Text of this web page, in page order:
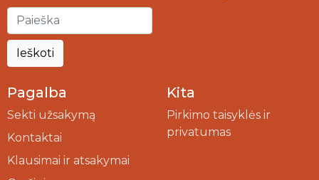
Ieškoti
Pagalba
Sekti užsakymą
Kontaktai
Klausimai ir atsakymai
Kita
Pirkimo taisyklės ir
privatumas